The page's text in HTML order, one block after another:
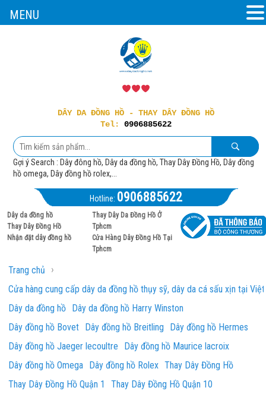
DÂY DA ĐỒNG HỒ - THAY DÂY ĐỒNG HỒ
Tel: 0906885622
Gợi ý Search : Dây đông hồ, Dây da đồng hồ, Thay Dây Đồng Hồ, Dây đồng
hồ omega, Dây đồng hồ rolex,...
Hotline: 0906885622
Dây da đồng hồ
Thay Dây Đồng Hồ
Nhận đặt dây đồng hồ
Thay Dây Da Đồng Hồ Ở
Tphcm
Cửa Hàng Dây Đồng Hồ Tại
Tphcm
Trang chủ ›
Cửa hàng cung cấp dây da đồng hồ thụy sỹ, dây da cá sấu xịn tại
Dây da đồng hồ
Dây da đồng hồ Harry Winston
Dây đồng hồ Bovet
Dây đồng hồ Breitling
Dây đồng hồ Hermes
Dây đồng hồ Jaeger lecoultre
Dây đồng hồ Maurice lacroix
Dây đồng hồ Omega
Dây đồng hồ Rolex Thay Dây Đồng Hồ
Thay Dây Đồng Hồ Quận 1
Thay Dây Đồng Hồ Quận 10
MENU